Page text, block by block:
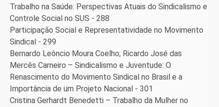
Trabalho na Saúde: Perspectivas Atuais do Sindicalismo e
Controle Social no SUS - 288
Participação Social e Representatividade no Movimento
Sindical - 299
Bernardo Leôncio Moura Coelho; Ricardo José das
Mercês Carneiro – Sindicalismo e Juventude: O
Renascimento do Movimento Sindical no Brasil e a
Importância de um Projeto Nacional - 301
Cristina Gerhardt Benedetti – Trabalho da Mulher no